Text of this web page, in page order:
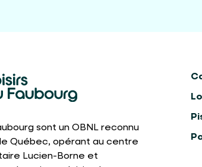
sont un OBNL reconnu
Québec, opérant au centre
Lucien-Borne et